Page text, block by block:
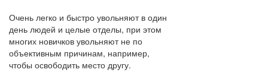
Очень легко и быстро увольняют в один
день людей и целые отделы, при этом
многих новичков увольняют не по
объективным причинам, например,
чтобы освободить место другу.